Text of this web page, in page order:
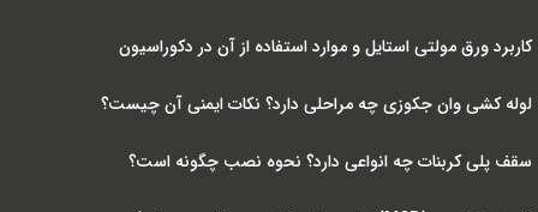
کاربرد ورق مولتی استایل و موارد استفاده از آن در دکوراسیون
لوله کشی وان جکوزی چه مراحلی دارد؟ نکات ایمنی آن چیست؟
سقف پلی کربنات چه انواعی دارد؟ نحوه نصب چگونه است؟